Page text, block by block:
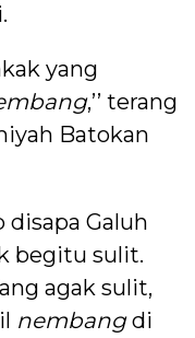
yang
,’’ terang
Batokan
disapa Galuh
begitu sulit.
agak sulit,
nembangdi